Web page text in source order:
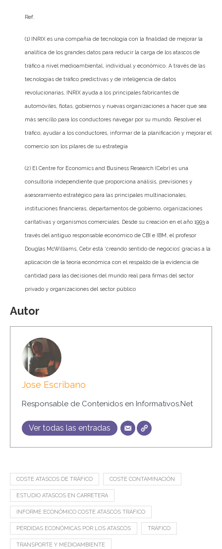
Ref.
(1) INRIX es una compañía de tecnología con la finalidad de mejorar la
analítica de los grandes datos para reducir la carga de los atascos de
tráfico a nivel medioambiental, individual y económico. A través de las
tecnologías de tráfico predictivas y de inteligencia de datos
revolucionarias, INRIX ayuda a los principales fabricantes de
automóviles, flotas, gobiernos y nuevas organizaciones a hacer que sea
más sencillo para los conductores navegar por su mundo. Resolver el
tráfico, ayudar a los conductores, informar de la planificación y mejorar el
comercio son los pilares de su estrategia
(2) El Centre for Economics and Business Research (Cebr) es una
consultoría independiente que proporciona análisis, previsiones y
asesoramiento estratégico para las principales multinacionales,
instituciones financieras, departamentos de gobierno, organizaciones
caritativas y organismos comerciales. Desde su creación en el año 1993 a
través del antiguo responsable económico de CBI e IBM, el profesor
Douglas McWilliams, Cebr está ‘creando sentido de negocios’ gracias a la
aplicación de la teoría económica con el respaldo de la evidencia de
cantidad para las decisiones del mundo real para firmas del sector
privado y organizaciones del sector público
Autor
Jose Escribano
Responsable de Contenidos en Informativos.Net
Ver todas las entradas
COSTE ATASCOS DE TRÁFICO COSTE CONTAMINACIÓN
ESTUDIO ATASCOS EN CARRETERA
INFORME ECONÓMICO COSTE ATASCOS TRÁFICO
PÉRDIDAS ECONÓMICAS POR LOS ATASCOS TRÁFICO
TRANSPORTE Y MEDIOAMBIENTE